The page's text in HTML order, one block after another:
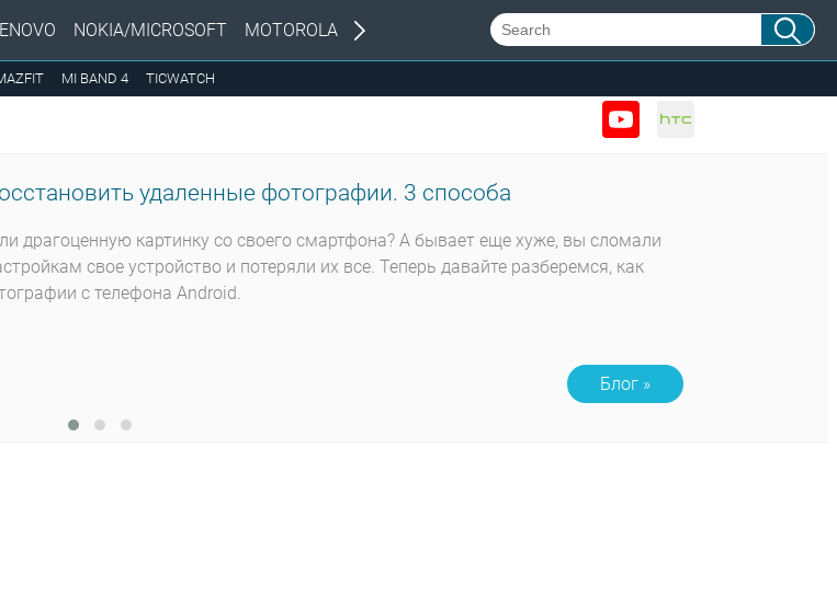
MI BAND 4 TICWATCH
NOKIA/MICROSOFT MOTOROLA
удаленные фотографии. 3 способа
драгоценную картинку со своего смартфона? А бывает еще хуже, вы сломали
свое устройство и потеряли их все. Теперь давайте разберемся, как
с телефона Android.
Блог »